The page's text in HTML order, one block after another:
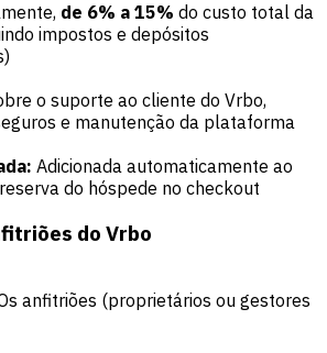
de 6% a 15% do custo total da
impostos e depósitos
o suporte ao cliente do Vrbo,
e manutenção da plataforma
Adicionada automaticamente ao
do hóspede no checkout
do Vrbo
anfitriões (proprietários ou gestores